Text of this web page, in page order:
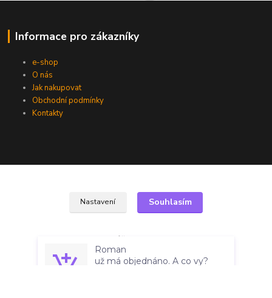
Informace pro zákazníky
e-shop
O nás
Jak nakupovat
Obchodní podmínky
Kontakty
Nastavení Souhlasím
Souhlas můžete odmítnout
Roman
už má objednáno. A co vy?
před 2 dny